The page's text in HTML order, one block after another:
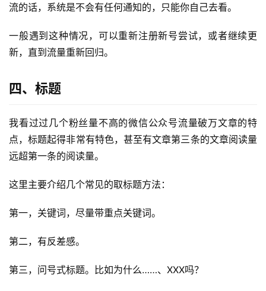
流的话，系统是不会有任何通知的，只能你自己去看。
一般遇到这种情况，可以重新注册新号尝试，或者继续更
新，直到流量重新回归。
四、标题
我看过过几个粉丝量不高的微信公众号流量破万文章的特
点，标题起得非常有特色，甚至有文章第三条的文章阅读量
远超第一条的阅读量。
这里主要介绍几个常见的取标题方法：
第一，关键词，尽量带重点关键词。
第二，有反差感。
第三，问号式标题。比如为什么……、XXX吗？